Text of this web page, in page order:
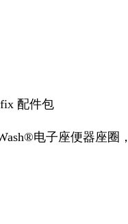
配件包
电子座便器座圈，